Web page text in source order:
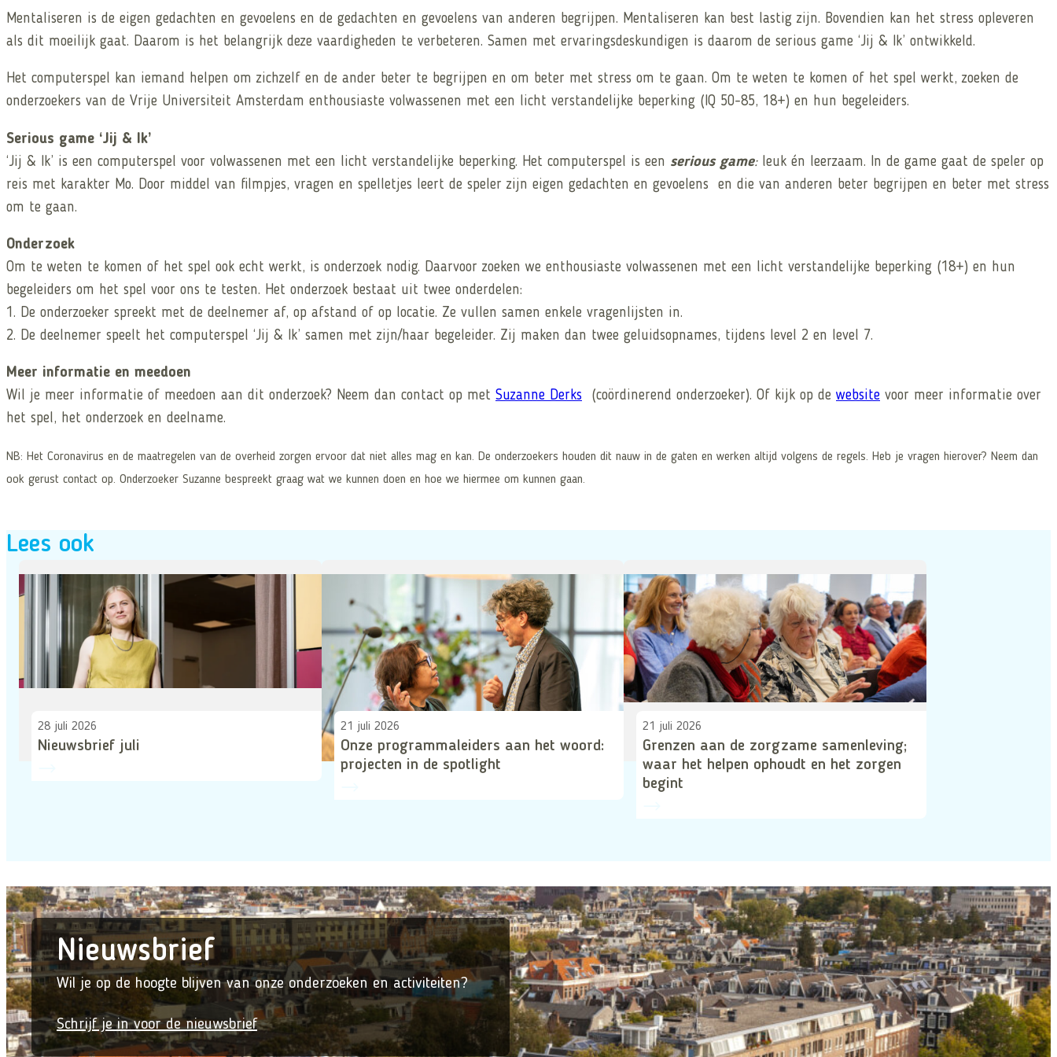
Mentaliseren is de eigen gedachten en gevoelens en de gedachten en gevoelens van anderen begrijpen. Mentaliseren kan best lastig zijn. Bovendien kan het stress opleveren
als dit moeilijk gaat. Daarom is het belangrijk deze vaardigheden te verbeteren. Samen met ervaringsdeskundigen is daarom de serious game ‘Jij & Ik’ ontwikkeld.
Het computerspel kan iemand helpen om zichzelf en de ander beter te begrijpen en om beter met stress om te gaan. Om te weten te komen of het spel werkt, zoeken de
onderzoekers van de Vrije Universiteit Amsterdam enthousiaste volwassenen met een licht verstandelijke beperking (IQ 50-85, 18+) en hun begeleiders.
Serious game ‘Jij & Ik’
‘Jij & Ik’ is een computerspel voor volwassenen met een licht verstandelijke beperking. Het computerspel is een serious game: leuk én leerzaam. In de game gaat de speler op
reis met karakter Mo. Door middel van filmpjes, vragen en spelletjes leert de speler zijn eigen gedachten en gevoelens en die van anderen beter begrijpen en beter met stress
om te gaan.
Onderzoek
Om te weten te komen of het spel ook echt werkt, is onderzoek nodig. Daarvoor zoeken we enthousiaste volwassenen met een licht verstandelijke beperking (18+) en hun
begeleiders om het spel voor ons te testen. Het onderzoek bestaat uit twee onderdelen:
1. De onderzoeker spreekt met de deelnemer af, op afstand of op locatie. Ze vullen samen enkele vragenlijsten in.
2. De deelnemer speelt het computerspel ‘Jij & Ik’ samen met zijn/haar begeleider. Zij maken dan twee geluidsopnames, tijdens level 2 en level 7.
Meer informatie en meedoen
Wil je meer informatie of meedoen aan dit onderzoek? Neem dan contact op met Suzanne Derks (coördinerend onderzoeker). Of kijk op de website voor meer informatie over
het spel, het onderzoek en deelname.
NB: Het Coronavirus en de maatregelen van de overheid zorgen ervoor dat niet alles mag en kan. De onderzoekers houden dit nauw in de gaten en werken altijd volgens de regels. Heb je vragen hierover? Neem dan
ook gerust contact op. Onderzoeker Suzanne bespreekt graag wat we kunnen doen en hoe we hiermee om kunnen gaan.
Lees ook
28 juli 2026
Nieuwsbrief juli
21 juli 2026
Onze programmaleiders aan het woord:
projecten in de spotlight
21 juli 2026
Grenzen aan de zorgzame samenleving;
waar het helpen ophoudt en het zorgen
begint
Nieuwsbrief
Wil je op de hoogte blijven van onze onderzoeken en activiteiten?
Schrijf je in voor de nieuwsbrief